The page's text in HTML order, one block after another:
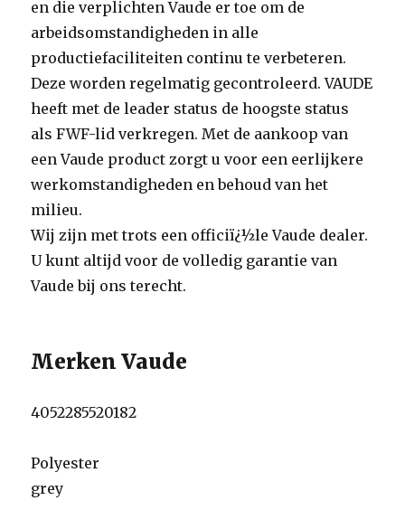
en die verplichten Vaude er toe om de
arbeidsomstandigheden in alle
productiefaciliteiten continu te verbeteren.
Deze worden regelmatig gecontroleerd. VAUDE
heeft met de leader status de hoogste status
als FWF-lid verkregen. Met de aankoop van
een Vaude product zorgt u voor een eerlijkere
werkomstandigheden en behoud van het
milieu.
Wij zijn met trots een officiï¿½le Vaude dealer.
U kunt altijd voor de volledig garantie van
Vaude bij ons terecht.
Merken Vaude
4052285520182
Polyester
grey